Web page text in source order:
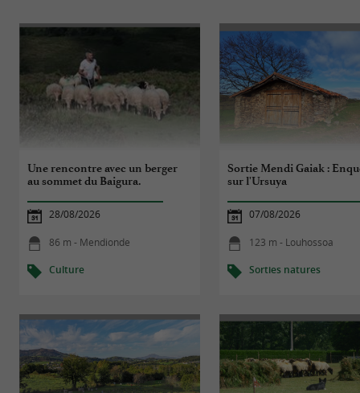
Une rencontre avec un berger
au sommet du Baigura.
28/08/2026
86 m - Mendionde
Culture
Sortie Mendi Gaiak :
sur l'Ursuya
07/08/2026
123 m - Louhossoa
Sorties natures